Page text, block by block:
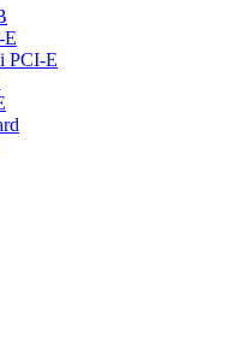
E
PCI-E